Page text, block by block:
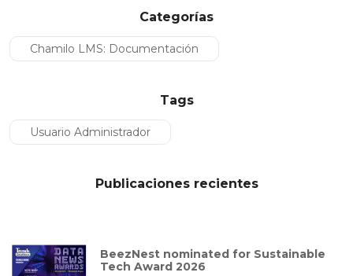
Categorías
Chamilo LMS: Documentación
Tags
Usuario Administrador
Publicaciones recientes
BeezNest nominated for Sustainable
Tech Award 2026